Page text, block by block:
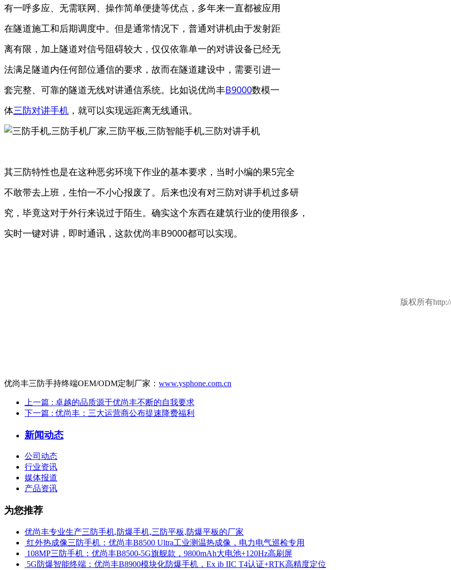
有一呼多应、无需联网、操作简单便捷等优点，多年来一直都被应用
在隧道施工和后期调度中。但是通常情况下，普通对讲机由于发射距
离有限，加上隧道对信号阻碍较大，仅仅依靠单一的对讲设备已经无
法满足隧道内任何部位通信的要求，故而在隧道建设中，需要引进一
套完整、可靠的隧道无线对讲通信系统。 比如说优尚丰B9000数模一
体三防对讲手机 ，就可以实现远距离无线通讯。
其三防特性也是在这种恶劣环境下作业的基本要求，当时小编的果5完全
不敢带去上班，生怕一不小心报废了。后来也没有对三防对讲手机过多研
究，毕竟这对于外行来说过于陌生。确实这个东西在建筑行业的使用很多，
实时一键对讲，即时通讯，这款优尚丰B9000都可以实现。
版权所有
优尚丰三防手持终端OEM/ODM定制厂家： www.ysphone.com.cn
上一篇 : 卓越的品质源于优尚丰不断的自我要求
下一篇 : 优尚丰：三大运营商公布提速降费福利
新闻动态
公司动态
行业资讯
媒体报道
产品资讯
为您推荐
优尚丰专业生产三防手机,防爆手机,三防平板,防爆平板的厂家
​ 红外热成像三防手机：优尚丰B8500 Ultra工业测温热成像，电力电气巡检专用
​ 108MP三防手机：优尚丰B8500-5G旗舰款，9800mAh大电池+120Hz高刷屏
​ 5G防爆智能终端：优尚丰B8900模块化防爆手机，Ex ib IIC T4认证+RTK高精度定位